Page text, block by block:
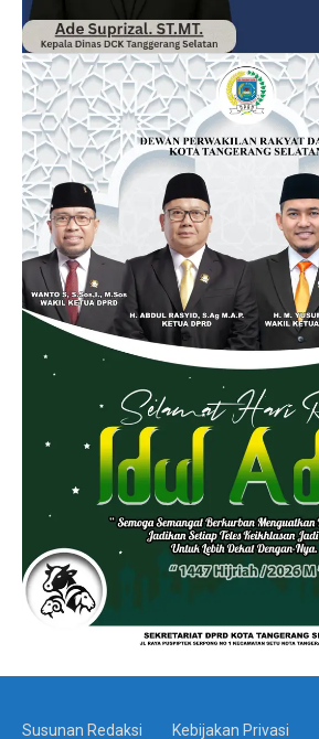
Susunan Redaksi Kebijakan Privasi